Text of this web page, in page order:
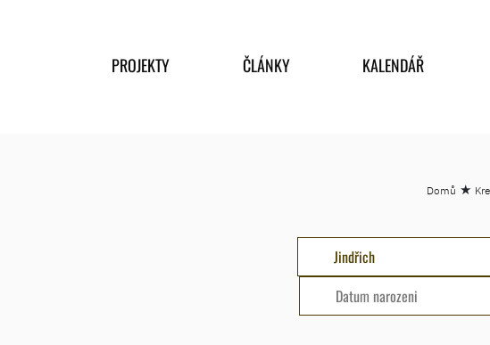
PROJEKTY ČLÁNKY KALENDÁŘ
Domů ★